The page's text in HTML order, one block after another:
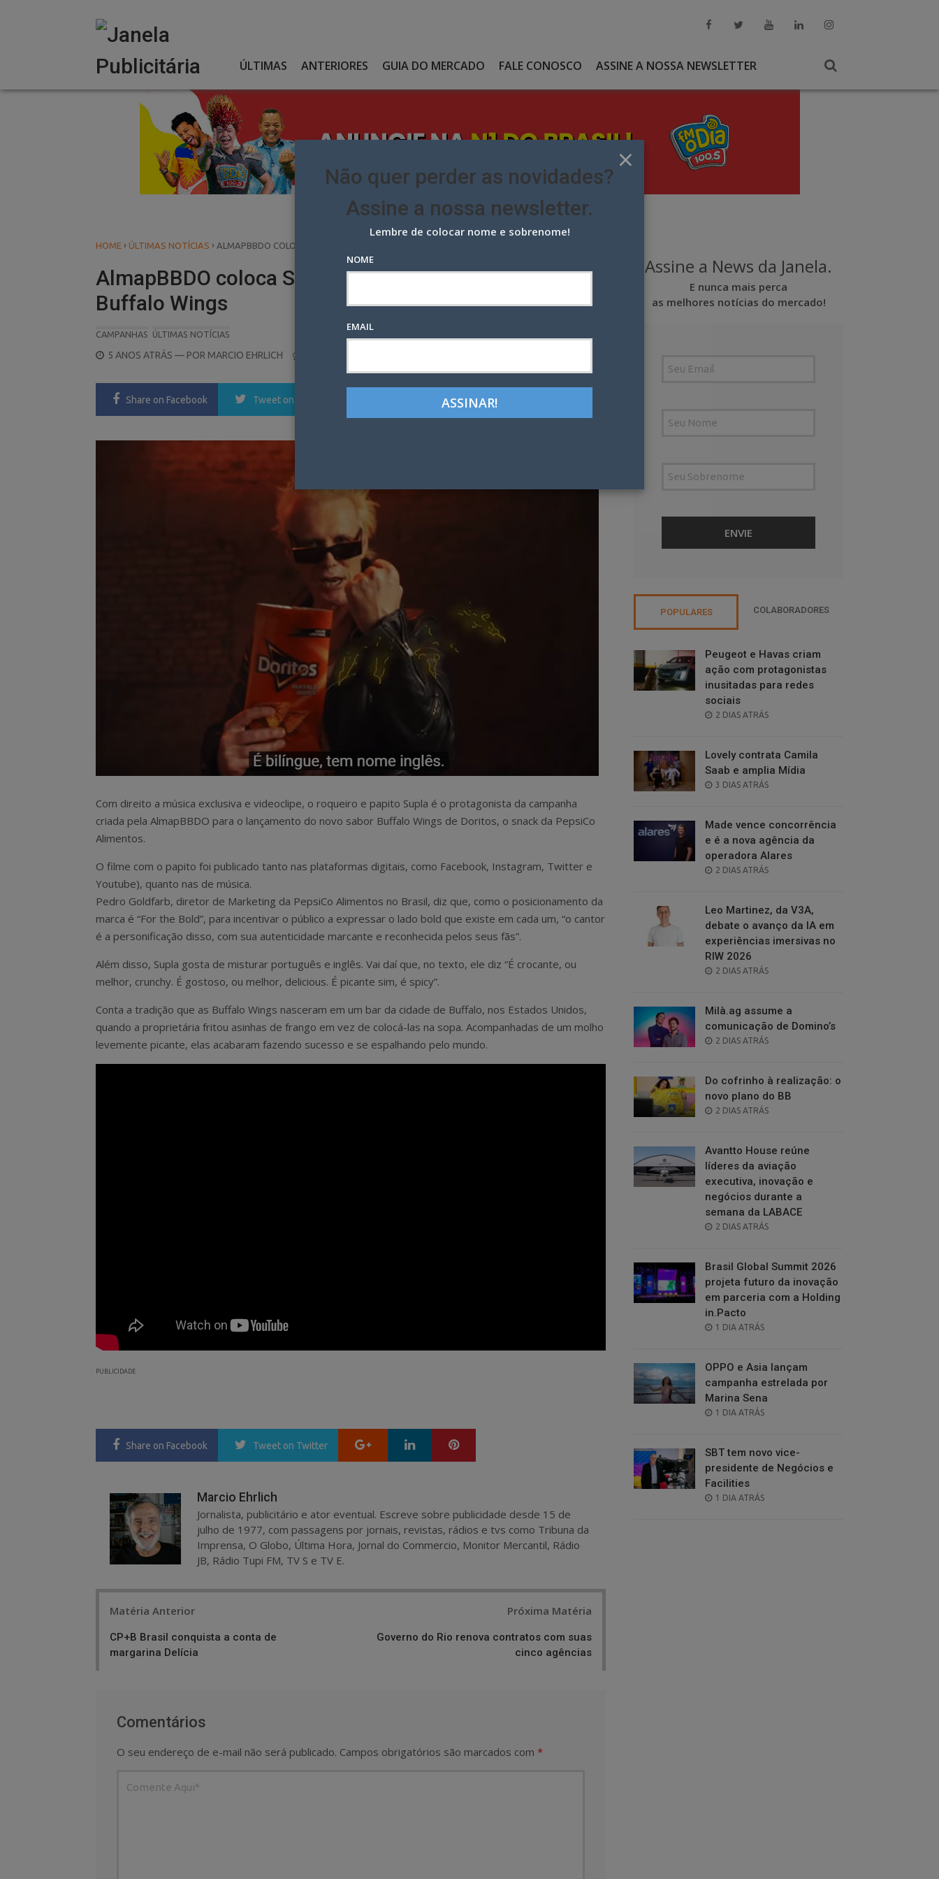
ÚLTIMAS ANTERIORES GUIA DO MERCADO FALE CONOSCO ASSINE A NOSSA NEWSLETTER
HOME › ÚLTIMAS NOTÍCIAS › ALMAPBBDO COLOCA SUPLA PARA LANÇAR O DORITOS BUFFALO WINGS
AlmapBBDO coloca Supla para lançar o Doritos
Buffalo Wings
CAMPANHAS ÚLTIMAS NOTÍCIAS
POSTED
5 ANOS ATRÁS — POR MARCIO EHRLICH
Share on Facebook Tweet on Twitter LinkedIn Pinterest
Com direito a música exclusiva e videoclipe, o roqueiro e papito Supla é o protagonista da campanha
criada pela AlmapBBDO para o lançamento do novo sabor Buffalo Wings de Doritos, o snack da PepsiCo
Alimentos.
O filme com o papito foi publicado tanto nas plataformas digitais, como Facebook, Instagram, Twitter e
Youtube), quanto nas de música.
Pedro Goldfarb, diretor de Marketing da PepsiCo Alimentos no Brasil, diz que, como o posicionamento da
marca é “For the Bold”, para incentivar o público a expressar o lado bold que existe em cada um, “o cantor
é a personificação disso, com sua autenticidade marcante e reconhecida pelos seus fãs”.
Além disso, Supla gosta de misturar português e inglês. Vai daí que, no texto, ele diz “É crocante, ou
melhor, crunchy. É gostoso, ou melhor, delicious. É picante sim, é spicy”.
Conta a tradição que as Buffalo Wings nasceram em um bar da cidade de Buffalo, nos Estados Unidos,
quando a proprietária fritou asinhas de frango em vez de colocá-las na sopa. Acompanhadas de um molho
levemente picante, elas acabaram fazendo sucesso e se espalhando pelo mundo.
PUBLICIDADE
Share on Facebook Tweet on Twitter Google+ LinkedIn
Marcio Ehrlich
Jornalista, publicitário e ator eventual. Escreve sobre publicidade desde 15 de
julho de 1977, com passagens por jornais, revistas, rádios e tvs como Tribuna da
Imprensa, O Globo, Última Hora, Jornal do Commercio, Monitor Mercantil, Rádio
JB, Rádio Tupi FM, TV S e TV E.
Matéria Anterior
CP+B Brasil conquista a conta de
margarina Delícia
Próxima Matéria
Governo do Rio renova contratos com suas
cinco agências
Comentários
O seu endereço de e-mail não será publicado. Campos obrigatórios são marcados com *
Assine a News da Janela.
E nunca mais perca
as melhores notícias do mercado!
POPULARES COLABORADORES
Peugeot e Havas criam
ação com protagonistas
inusitadas para redes
sociais
POSTED
2 DIAS ATRÁS
Lovely contrata Camila
Saab e amplia Mídia
POSTED
3 DIAS ATRÁS
Made vence concorrência
e é a nova agência da
operadora Alares
POSTED
2 DIAS ATRÁS
Leo Martinez, da V3A,
debate o avanço da IA em
experiências imersivas no
RIW 2026
POSTED
2 DIAS ATRÁS
Milà.ag assume a
comunicação de Domino’s
POSTED
2 DIAS ATRÁS
Do cofrinho à realização: o
novo plano do BB
POSTED
2 DIAS ATRÁS
Avantto House reúne
líderes da aviação
executiva, inovação e
negócios durante a
semana da LABACE
POSTED
2 DIAS ATRÁS
Brasil Global Summit 2026
projeta futuro da inovação
em parceria com a Holding
in.Pacto
POSTED
1 DIA ATRÁS
OPPO e Asia lançam
campanha estrelada por
Marina Sena
POSTED
1 DIA ATRÁS
SBT tem novo vice-
presidente de Negócios e
Facilities
POSTED
1 DIA ATRÁS
×
Não quer perder as novidades?
Assine a nossa newsletter.
Lembre de colocar nome e sobrenome!
NOME
EMAIL